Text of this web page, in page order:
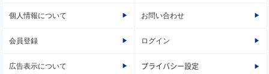
個人情報について お問い合わせ
会員登録 ログイン
広告表示について プライバシー設定